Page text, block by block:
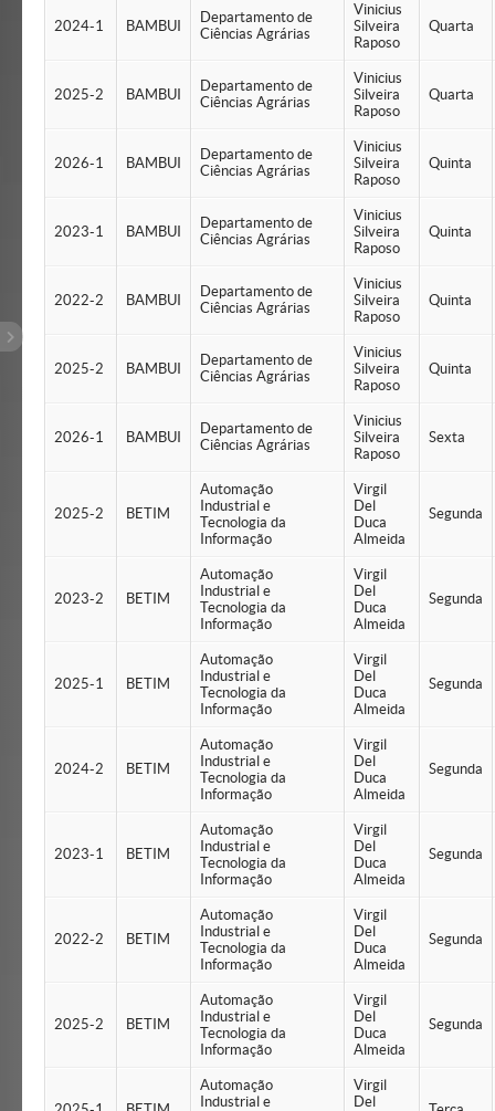
2024-1 BAMBUI
Departamento de
Ciências Agrárias
Vinicius
Silveira
Raposo
Quarta
2025-2 BAMBUI
Departamento de
Ciências Agrárias
Vinicius
Silveira
Raposo
Quarta
2026-1 BAMBUI
Departamento de
Ciências Agrárias
Vinicius
Silveira
Raposo
Quinta
2023-1 BAMBUI
Departamento de
Ciências Agrárias
Vinicius
Silveira
Raposo
Quinta
2022-2 BAMBUI
Departamento de
Ciências Agrárias
Vinicius
Silveira
Raposo
Quinta
2025-2 BAMBUI
Departamento de
Ciências Agrárias
Vinicius
Silveira
Raposo
Quinta
2026-1 BAMBUI
Departamento de
Ciências Agrárias
Vinicius
Silveira
Raposo
Sexta
2025-2 BETIM
Automação
Industrial e
Tecnologia da
Informação
Virgil
Del
Duca
Almeida
Segunda
2023-2 BETIM
Automação
Industrial e
Tecnologia da
Informação
Virgil
Del
Duca
Almeida
Segunda
2025-1 BETIM
Automação
Industrial e
Tecnologia da
Informação
Virgil
Del
Duca
Almeida
Segunda
2024-2 BETIM
Automação
Industrial e
Tecnologia da
Informação
Virgil
Del
Duca
Almeida
Segunda
2023-1 BETIM
Automação
Industrial e
Tecnologia da
Informação
Virgil
Del
Duca
Almeida
Segunda
2022-2 BETIM
Automação
Industrial e
Tecnologia da
Informação
Virgil
Del
Duca
Almeida
Segunda
2025-2 BETIM
Automação
Industrial e
Tecnologia da
Informação
Virgil
Del
Duca
Almeida
Segunda
Automação
Industrial e
Virgil
Del